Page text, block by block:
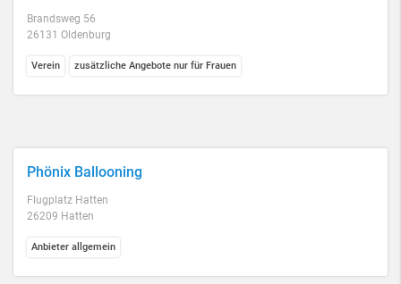
Brandsweg 56
26131 Oldenburg
Verein zusätzliche Angebote nur für Frauen
Phönix Ballooning
Flugplatz Hatten
26209 Hatten
Anbieter allgemein